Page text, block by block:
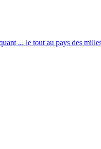
... le tout au pays des